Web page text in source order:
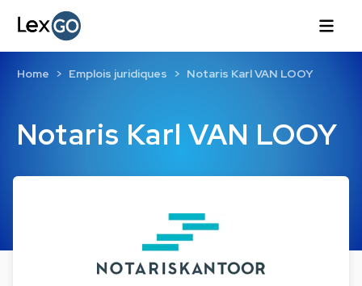
Notaris Karl VAN LOOY
Home Emplois juridiques Notaris Karl VAN LOOY